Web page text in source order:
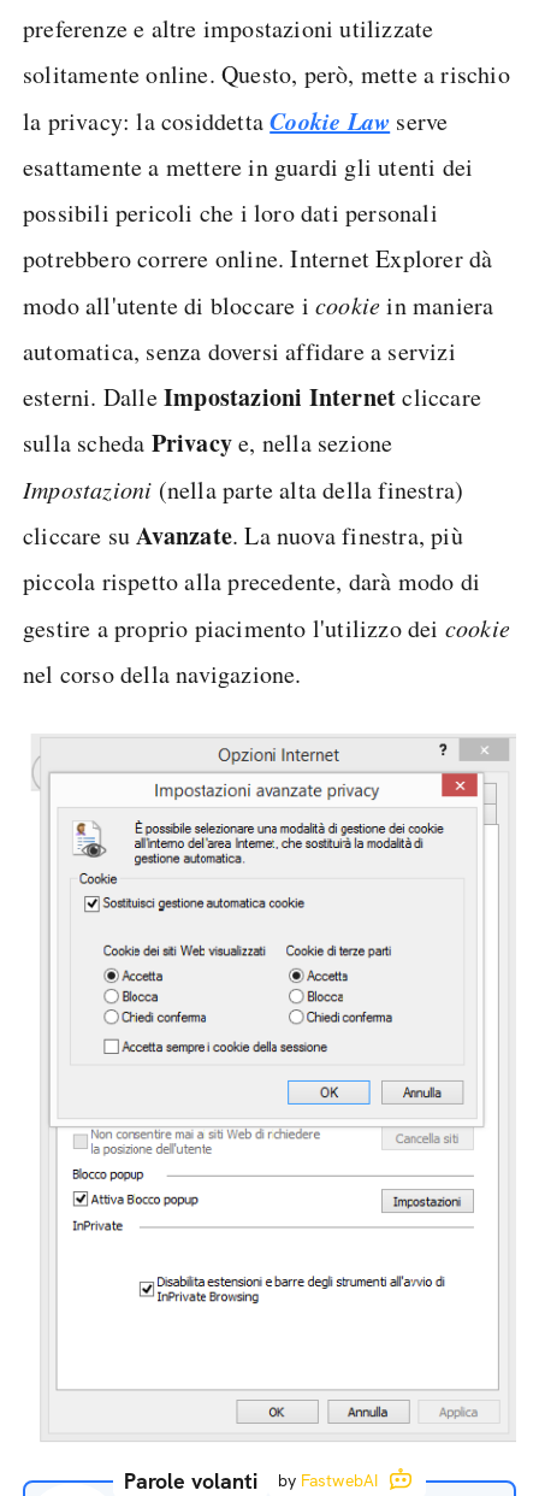
preferenze e altre impostazioni utilizzate
solitamente online. Questo, però, mette a rischio
la privacy: la cosiddettaCookie Law serve
esattamente a mettere in guardi gli utenti dei
possibili pericoli che i loro dati personali
potrebbero correre online. Internet Explorer dà
modo all'utente di bloccare i cookiein maniera
automatica, senza doversi affidare a servizi
esterni. DalleImpostazioni Internetcliccare
sulla scheda Privacye, nella sezione
Impostazioni (nella parte alta della finestra)
cliccare suAvanzate. La nuova finestra, più
piccola rispetto alla precedente, darà modo di
gestire a proprio piacimento l'utilizzo dei cookie
nel corso della navigazione.
Parole volanti by FastwebAI